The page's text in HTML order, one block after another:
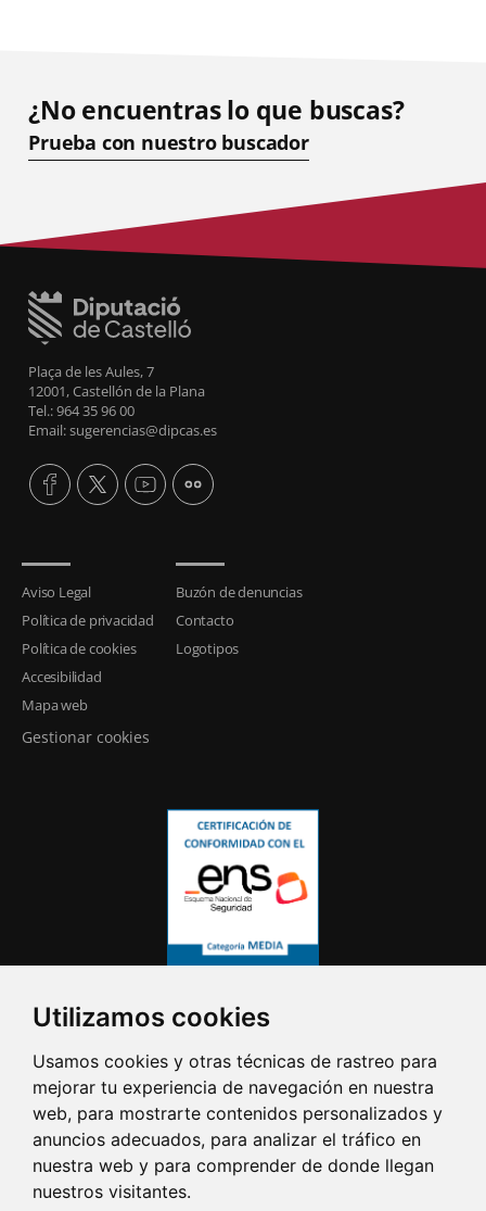
Utilizamos cookies
Usamos cookies y otras técnicas de rastreo para
mejorar tu experiencia de navegación en nuestra
web, para mostrarte contenidos personalizados y
anuncios adecuados, para analizar el tráfico en
nuestra web y para comprender de donde llegan
nuestros visitantes.
¿No encuentras lo que buscas?
Prueba con nuestro buscador
Plaça de les Aules, 7
12001, Castellón de la Plana
Tel.: 964 35 96 00
Email: sugerencias@dipcas.es
Aviso Legal
Política de privacidad
Política de cookies
Accesibilidad
Mapa web
Gestionar cookies
Buzón de denuncias
Contacto
Logotipos